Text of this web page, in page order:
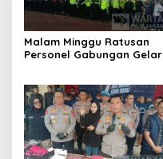
Malam Minggu Ratusan
Personel Gabungan Gelar